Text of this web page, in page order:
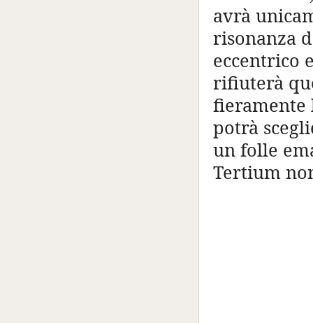
avrà
risonanza
eccentrico
rifiuterà
fieramente
potrà
un folle
Tertium